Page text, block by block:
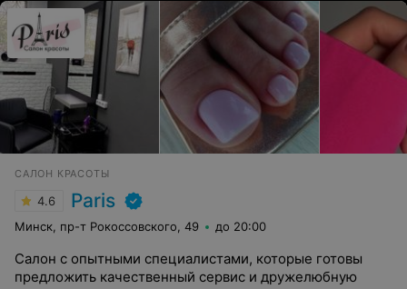
САЛОН КРАСОТЫ
4.6 Paris
Минск, пр-т Рокоссовского, 49 до 20:00
Салон с опытными специалистами, которые готовы
предложить качественный сервис и дружелюбную